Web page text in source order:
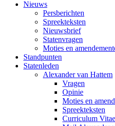
Nieuws
Persberichten
Spreekteksten
Nieuwsbrief
Statenvragen
Moties en
Standpunten
Statenleden
Alexander van Hattem
Vragen
Opinie
Moties en
Spreekteksten
Curriculum Vitae